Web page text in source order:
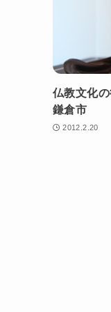
仏教文化
鎌倉市
2012.2.20